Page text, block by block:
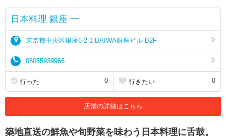
日本料理 銀座 一
東京都中央区銀座6-2-1 DAIWA銀座ビル B2F
05055939966
行った 0 行きたい 0
店舗の詳細はこちら
築地直送の鮮魚や旬野菜を味わう日本料理に舌鼓。